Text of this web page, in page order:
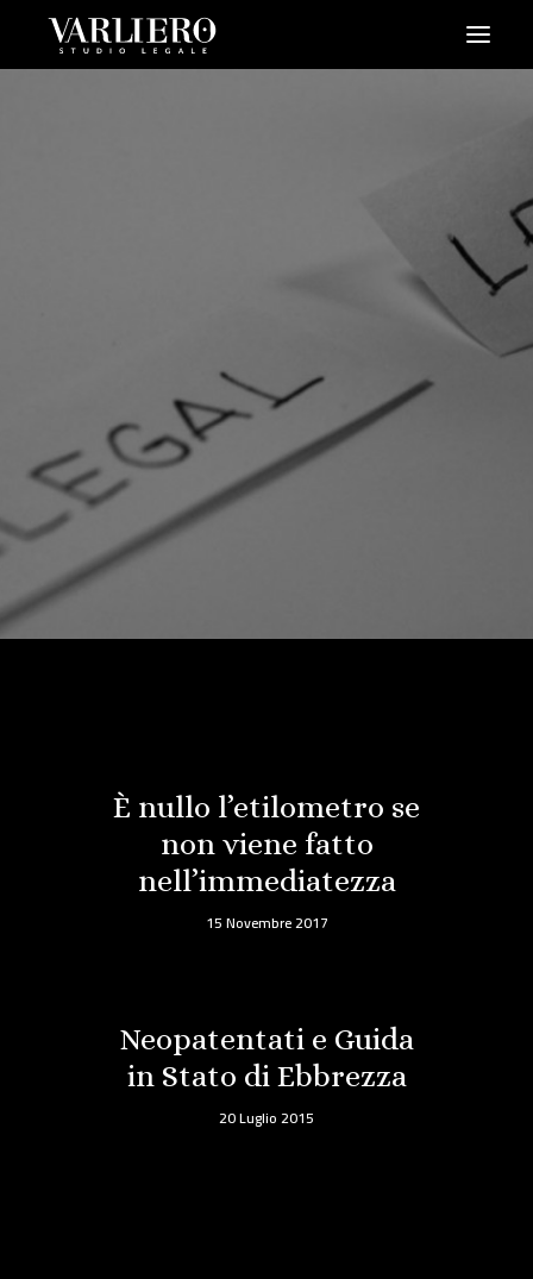
PRENDI UN APPUNTAMENTO
È nullo l’etilometro se
non viene fatto
nell’immediatezza
15 Novembre 2017
Neopatentati e Guida
in Stato di Ebbrezza
20 Luglio 2015